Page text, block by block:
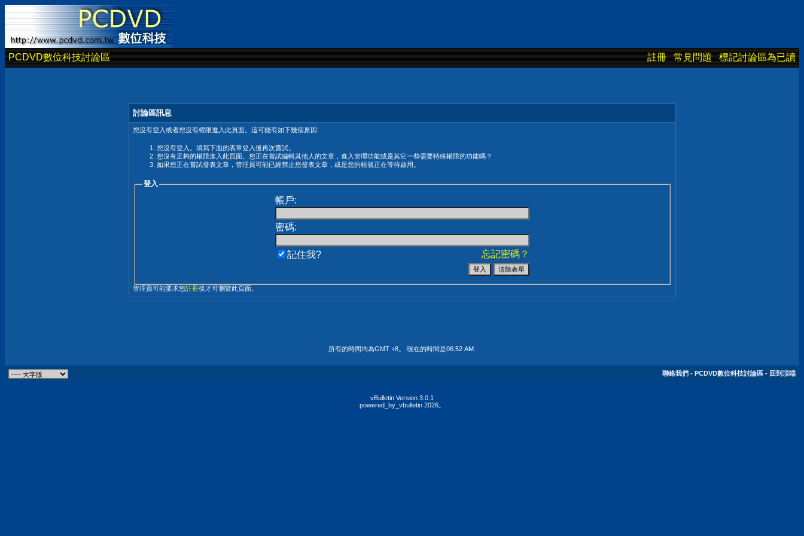
PCDVD數位科技討論區 註冊 常見問題 標記討論區為已讀
討論區訊息
您沒有登入或者您沒有權限進入此頁面。這可能有如下幾個原因:
您沒有登入。填寫下面的表單登入後再次嘗試。
您沒有足夠的權限進入此頁面。您正在嘗試編輯其他人的文章，進入管理功能或是其它一些需要特殊權限的功能嗎？
如果您正在嘗試發表文章，管理員可能已經禁止您發表文章，或是您的帳號正在等待啟用。
登入
帳戶:
密碼:
忘記密碼？
記住我?
管理員可能要求您註冊後才可瀏覽此頁面。
所有的時間均為GMT +8。 現在的時間是06:52 AM
聯絡我們 - PCDVD數位科技討論區 - 回到頂端
vBulletin Version 3.0.1
powered_by_vbulletin 2026。